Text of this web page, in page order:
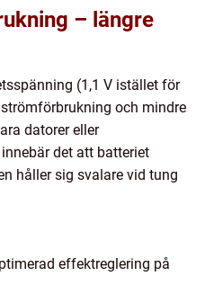
– längre
(1,1 V istället för
och mindre
datorer eller
det att batteriet
håller sig svalare vid tung
effektreglering på